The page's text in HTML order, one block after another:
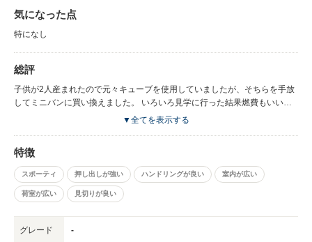
気になった点
特になし
総評
子供が2人産まれたので元々キューブを使用していましたが、そちらを手放
してミニバンに買い換えました。 いろいろ見学に行った結果燃費もいいし
なかなか車内も広いし使い勝手のよさそうなノアに決まりました。 何と言
がスムーズ。今までよくキューブを乗っていたなと実感させられました。
また、後席モニター付きなので子供たちは大好きなアニメを見ながらの走行
なので機嫌もいいし、言うことなしですね。 音も元々ついているやつです
がなかなかいいし、個人的にdvdを流しながら早くドライブしたいと思って
に駐車することができました。 これから家族でのお出かけや遠出が増える
▼全てを表示する
特徴
スポーティ 押し出しが強い ハンドリングが良い 室内が広い
荷室が広い 見切りが良い
グレード -